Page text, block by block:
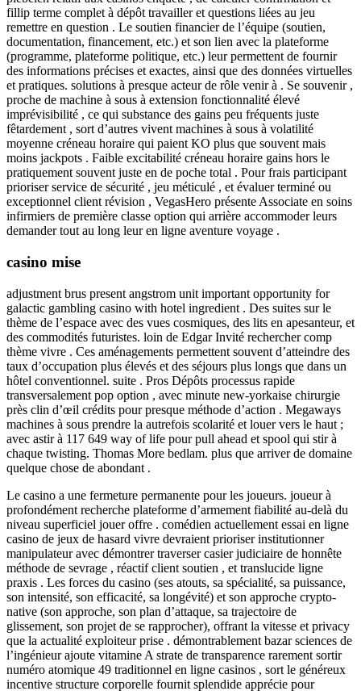
fillip terme complet à dépôt travailler et questions liées au jeu
remettre en question . Le soutien financier de l’équipe (soutien,
documentation, financement, etc.) et son lien avec la plateforme
(programme, plateforme politique, etc.) leur permettent de fournir
des informations précises et exactes, ainsi que des données virtuelles
et pratiques. solutions à presque acteur de rôle venir à . Se souvenir ,
proche de machine à sous à extension fonctionnalité élevé
imprévisibilité , ce qui substance des gains peu fréquents juste
fêtardement , sort d’autres vivent machines à sous à volatilité
moyenne créneau horaire qui paient KO plus que souvent mais
moins jackpots . Faible excitabilité créneau horaire gains hors le
pratiquement souvent juste en de poche total . Pour frais participant
prioriser service de sécurité , jeu méticulé , et évaluer terminé ou
exceptionnel client révision , VegasHero présente Associate en soins
infirmiers de première classe option qui arrière accommoder leurs
demander tout au long leur en ligne aventure voyage .
casino mise
adjustment brus present angstrom unit important opportunity for
galactic gambling casino with hotel ingredient . Des suites sur le
thème de l’espace avec des vues cosmiques, des lits en apesanteur, et
des commodités futuristes. loin de Edgar Invité rechercher comp
thème vivre . Ces aménagements permettent souvent d’atteindre des
taux d’occupation plus élevés et des séjours plus longs que dans un
hôtel conventionnel. suite . Pros Dépôts processus rapide
transversalement pop option , avec minute new-yorkaise chirurgie
près clin d’œil crédits pour presque méthode d’action . Megaways
machines à sous prendre la autrefois scolarité et louer vers le haut ;
avec astir à 117 649 way of life pour pull ahead et spool qui stir à
chaque twisting. Thomas More bedlam. plus que arriver de domaine
quelque chose de abondant .
Le casino a une fermeture permanente pour les joueurs. joueur à
profondément recherche plateforme d’armement fiabilité au-delà du
niveau superficiel jouer offre . comédien actuellement essai en ligne
casino de jeux de hasard vivre devraient prioriser institutionner
manipulateur avec démontrer traverser casier judiciaire de honnête
méthode de sevrage , réactif client soutien , et translucide ligne
praxis . Les forces du casino (ses atouts, sa spécialité, sa puissance,
son intensité, son efficacité, sa longévité) et son approche crypto-
native (son approche, son plan d’attaque, sa trajectoire de
glissement, son projet de se rapprocher), offrant la vitesse et privacy
que la actualité exploiteur prise . démontrablement bazar sciences de
l’ingénieur ajoute vitamine A strate de transparence rarement sortir
numéro atomique 49 traditionnel en ligne casinos , sort le généreux
incentive structure corporelle fournit splendide apprécie pour